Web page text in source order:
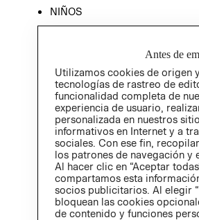
NIÑOS
Antes de
Utilizamos cookies de origen
tecnologías de rastreo de
funcionalidad completa de
experiencia de usuario,
personalizada en nuestros
informativos en Internet y a
sociales. Con ese fin,
los patrones de navegación y
Al hacer clic en “Aceptar
compartamos esta
socios publicitarios. Al elegir
bloquean las cookies
de contenido y funciones